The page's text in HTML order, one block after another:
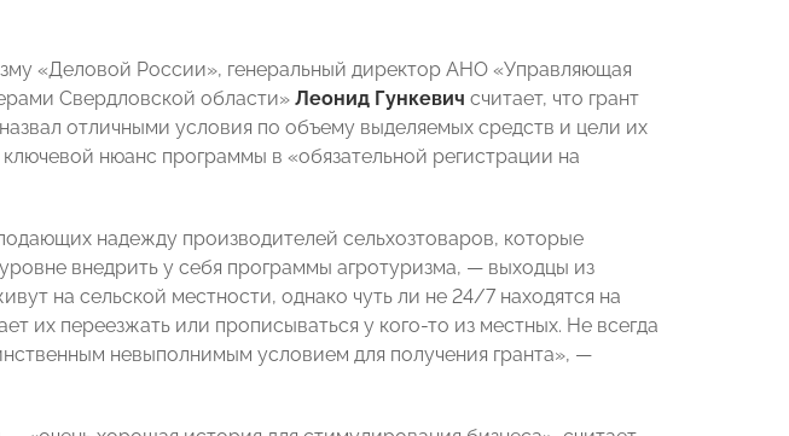
«Деловой России», генеральный директор АНО «Управляющая
Свердловской области» Леонид Гункевич считает, что грант
отличными условия по объему выделяемых средств и цели их
ключевой нюанс программы в «обязательной регистрации на
надежду производителей сельхозтоваров, которые
внедрить у себя программы агротуризма, — выходцы из
на сельской местности, однако чуть ли не 24/7 находятся на
их переезжать или прописываться у кого-то из местных. Не всегда
невыполнимым условием для получения гранта», —